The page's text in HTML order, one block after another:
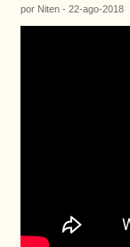
por Niten - 22-ago-2018